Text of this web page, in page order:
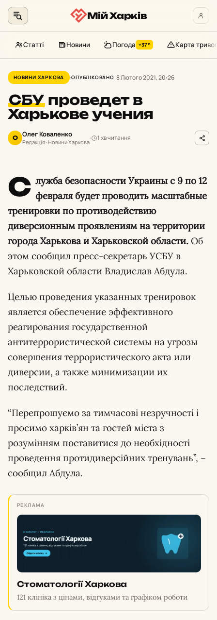
до
контенту
Мій Харків
Статті Новини Погода +37° Карта тривог
НОВИНИ ХАРКОВА ОПУБЛІКОВАНО 8 Лютого 2021, 20:26
СБУпроведет в
Харькове учения
О Олег Коваленко
Редакція · Новини Харкова
1 хв читання
С лужба безопасности Украины с 9 по 12
февраля будет проводить масштабные
тренировки по противодействию
диверсионным проявлениям на территории
города Харькова и Харьковской области. Об
этом сообщил пресс-секретарь УСБУ в
Харьковской области Владислав Абдула.
Целью проведения указанных тренировок
является обеспечение эффективного
реагирования государственной
антитеррористической системы на угрозы
совершения террористического акта или
диверсии, а также минимизации их
последствий.
“Перепрошуємо за тимчасові незручності і
просимо харків’ян та гостей міста з
розумінням поставитися до необхідності
проведення протидиверсійних тренувань”, –
сообщил Абдула.
РЕКЛАМА
Стоматології Харкова
121 клініка з цінами, відгуками та графіком роботи